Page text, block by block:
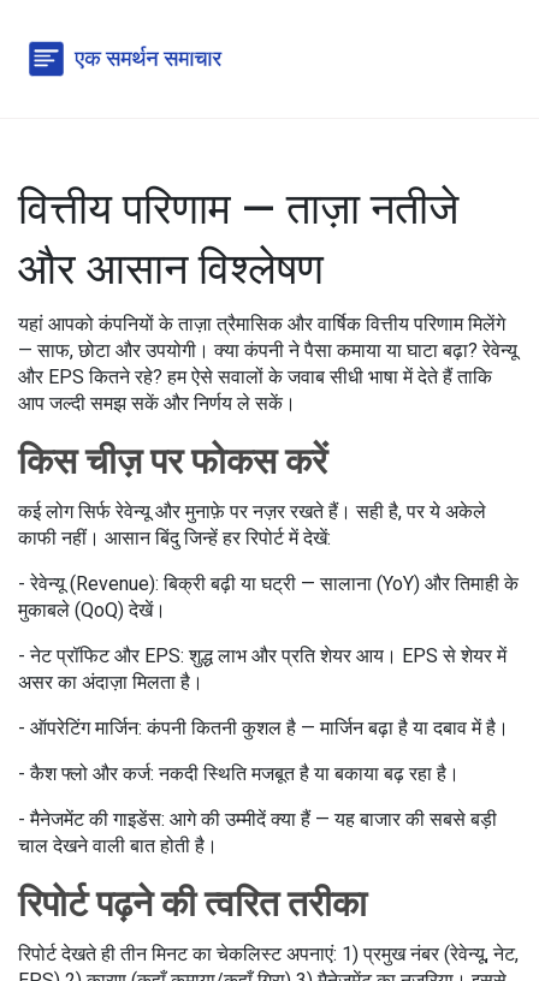
वित्तीय परिणाम — ताज़ा नतीजे
और आसान विश्लेषण
यहां आपको कंपनियों के ताज़ा त्रैमासिक और वार्षिक वित्तीय परिणाम मिलेंगे
— साफ, छोटा और उपयोगी। क्या कंपनी ने पैसा कमाया या घाटा बढ़ा? रेवेन्यू
और EPS कितने रहे? हम ऐसे सवालों के जवाब सीधी भाषा में देते हैं ताकि
आप जल्दी समझ सकें और निर्णय ले सकें।
किस चीज़ पर फोकस करें
कई लोग सिर्फ रेवेन्यू और मुनाफ़े पर नज़र रखते हैं। सही है, पर ये अकेले
काफी नहीं। आसान बिंदु जिन्हें हर रिपोर्ट में देखें:
- रेवेन्यू (Revenue): बिक्री बढ़ी या घट्री — सालाना (YoY) और तिमाही के
मुकाबले (QoQ) देखें।
- नेट प्रॉफिट और EPS: शुद्ध लाभ और प्रति शेयर आय। EPS से शेयर में
असर का अंदाज़ा मिलता है।
- ऑपरेटिंग मार्जिन: कंपनी कितनी कुशल है — मार्जिन बढ़ा है या दबाव में है।
- कैश फ्लो और कर्ज: नकदी स्थिति मजबूत है या बकाया बढ़ रहा है।
- मैनेजमेंट की गाइडेंस: आगे की उम्मीदें क्या हैं — यह बाजार की सबसे बड़ी
चाल देखने वाली बात होती है।
रिपोर्ट पढ़ने की त्वरित तरीका
रिपोर्ट देखते ही तीन मिनट का चेकलिस्ट अपनाएं: 1) प्रमुख नंबर (रेवेन्यू, नेट,